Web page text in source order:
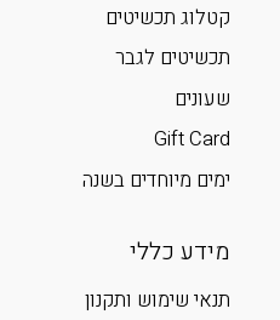
קטלוג תכשיטים
תכשיטים לגבר
שעונים
Gift Card
ימים מיוחדים בשנה
מידע כללי
תנאי שימוש ותקנון